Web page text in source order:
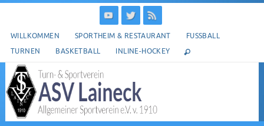
springen
WILLKOMMEN SPORTHEIM & RESTAURANT
FUSSBALL
TURNEN
BASKETBALL INLINE-HOCKEY